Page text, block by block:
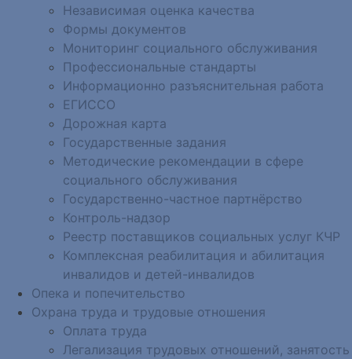
Независимая оценка качества
Формы документов
Мониторинг социального обслуживания
Профессиональные стандарты
Информационно разъяснительная работа
ЕГИССО
Дорожная карта
Государственные задания
Методические рекомендации в сфере
социального обслуживания
Государственно-частное партнёрство
Контроль-надзор
Реестр поставщиков социальных услуг КЧР
Комплексная реабилитация и абилитация
инвалидов и детей-инвалидов
Опека и попечительство
Охрана труда и трудовые отношения
Оплата труда
Легализация трудовых отношений, занятость